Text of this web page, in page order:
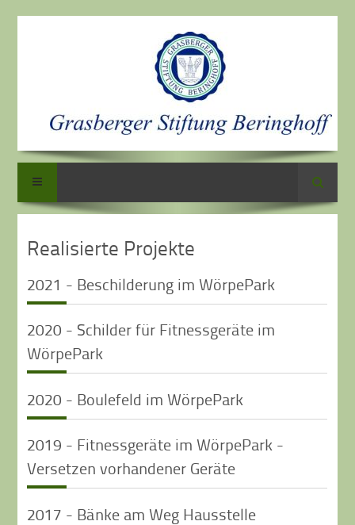
Suche
Realisierte Projekte
2021 - Beschilderung im WörpePark
2020 - Schilder für Fitnessgeräte im
WörpePark
2020 - Boulefeld im WörpePark
2019 - Fitnessgeräte im WörpePark -
Versetzen vorhandener Geräte
2017 - Bänke am Weg Hausstelle